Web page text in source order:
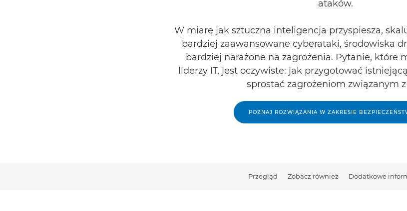
ataków.
W miarę jak sztuczna inteligencja przyspiesza,
bardziej zaawansowane cyberataki, środowiska
bardziej narażone na zagrożenia. Pytanie, które
liderzy IT, jest oczywiste: jak przygotować
sprostać zagrożeniom związanym z
POZNAJ ROZWIĄZANIA W ZAKRESIE
Przegląd Zobacz również Dodatkowe